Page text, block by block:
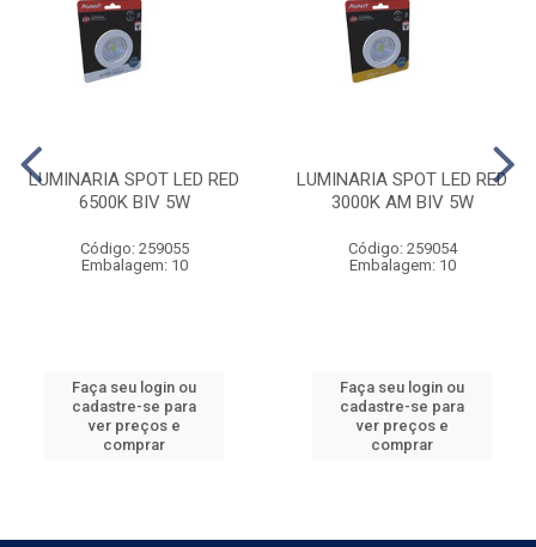
LUMINARIA SPOT LED RED
6500K BIV 5W
Código: 259055
Embalagem: 10
Faça seu login ou
cadastre-se para
ver preços e
comprar
LUMINARIA SPOT LED RED
3000K AM BIV 5W
Código: 259054
Embalagem: 10
Faça seu login ou
cadastre-se para
ver preços e
comprar